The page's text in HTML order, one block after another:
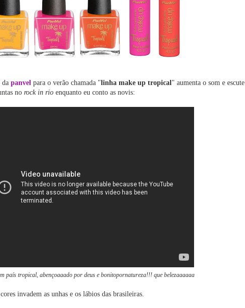
da panvel para o verão chamada "linha make up tropical" aumenta o som e escute
no rock in rio enquanto eu conto as novis:
país tropical, abençoaaado por deus e bonitopornatureza!!! que belezaaaaaa
invadem as unhas e os lábios das brasileiras.